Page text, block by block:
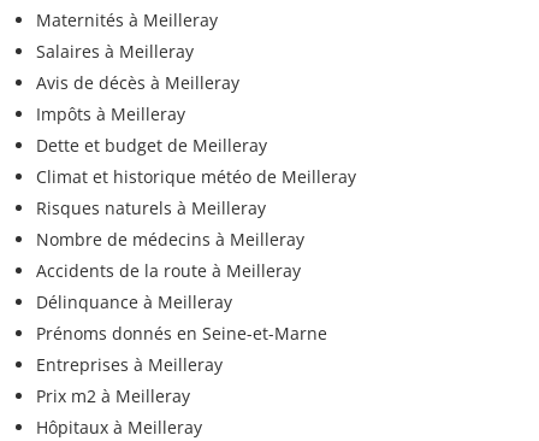
Maternités à Meilleray
Salaires à Meilleray
Avis de décès à Meilleray
Impôts à Meilleray
Dette et budget de Meilleray
Climat et historique météo de Meilleray
Risques naturels à Meilleray
Nombre de médecins à Meilleray
Accidents de la route à Meilleray
Délinquance à Meilleray
Prénoms donnés en Seine-et-Marne
Entreprises à Meilleray
Prix m2 à Meilleray
Hôpitaux à Meilleray